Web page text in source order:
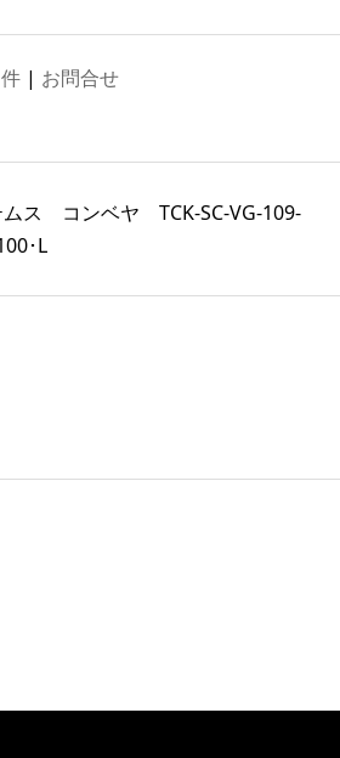
| お問合せ
ムス コンベヤ TCK-SC-VG-109-
･L